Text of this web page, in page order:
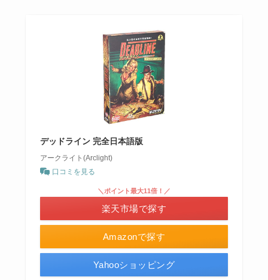
デッドライン 完全日本語版
アークライト(Arclight)
口コミを見る
Amazonで探す
＼ポイント最大11倍！／
楽天市場で探す
Yahooショッピング